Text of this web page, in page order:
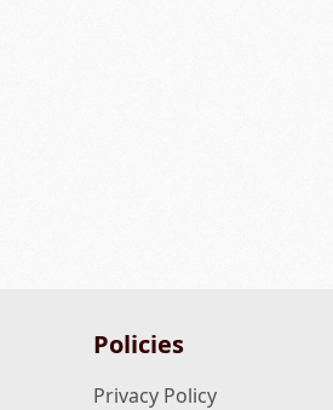
Policies
Privacy Policy